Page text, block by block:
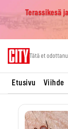
Terassikesä
Tätä et
Etusivu Viihde